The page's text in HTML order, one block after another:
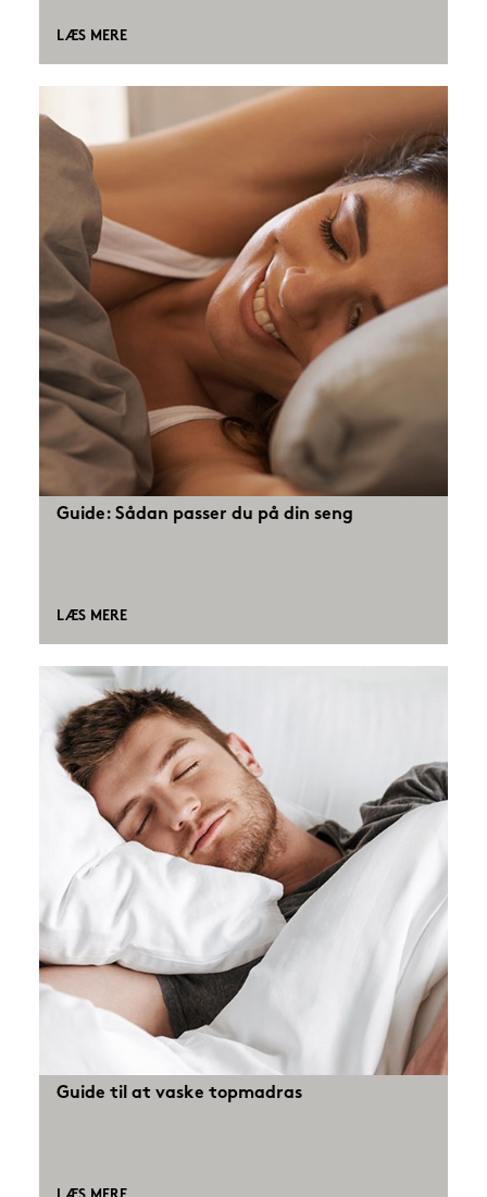
LÆS MERE
Guide: Sådan passer du på din seng
LÆS MERE
Guide til at vaske topmadras